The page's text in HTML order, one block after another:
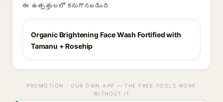
ఈ ఉత్పత్తులలో కనుగొనబడింది
Organic Brightening Face Wash Fortified with
Tamanu + Rosehip
PROMOTION · OUR OWN APP — THE FREE TOOLS WORK
WITHOUT IT